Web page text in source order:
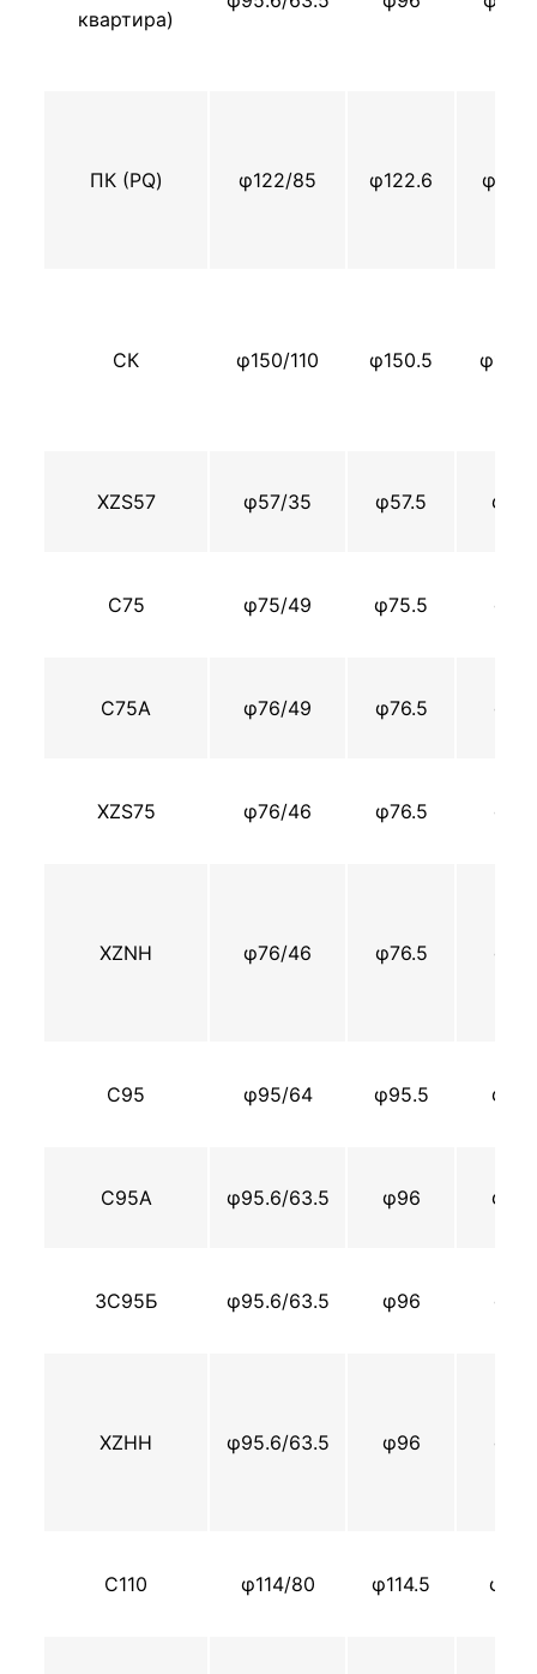
квартира)
ПК (PQ) φ122/85 φ122.6
СК φ150/110 φ150.5
XZS57 φ57/35 φ57.5 φ55
С75 φ75/49 φ75.5 φ71
С75А φ76/49 φ76.5 φ71
XZS75 φ76/46 φ76.5 φ71
XZNH φ76/46 φ76.5 φ71
С95 φ95/64 φ95.5 φ89
С95А φ95.6/63.5 φ96 φ89
ЗС95Б φ95.6/63.5 φ96 φ91
XZHH φ95.6/63.5 φ96 φ91
С110 φ114/80 φ114.5 φ110